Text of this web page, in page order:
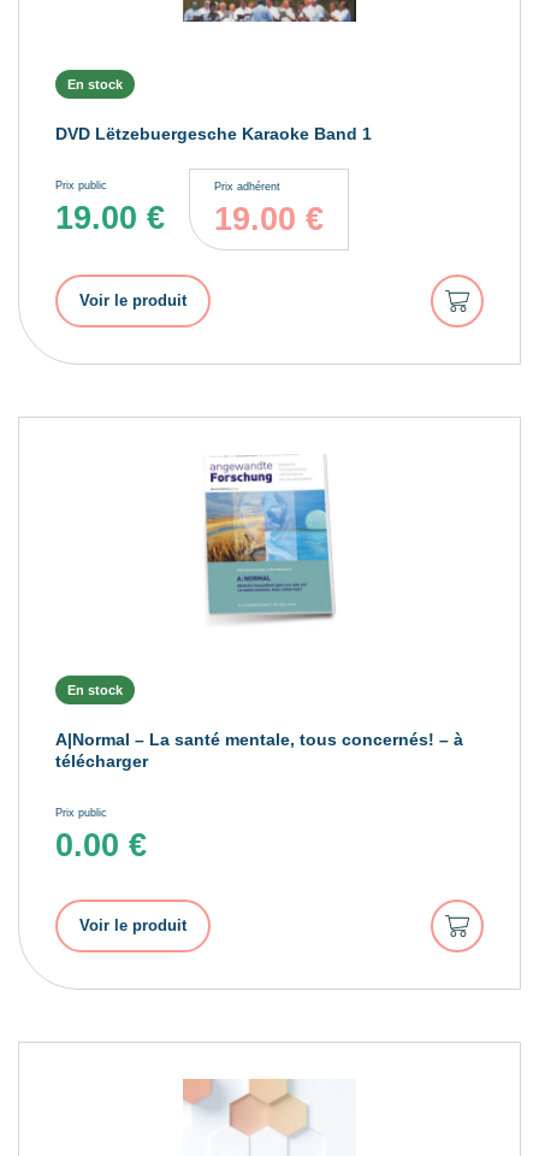
En stock
DVD Lëtzebuergesche Karaoke Band 1
Prix public
19.00 €
Prix adhérent
19.00 €
Voir le produit
Ajouter
au
panier
En stock
A|Normal – La santé mentale, tous concernés! – à
télécharger
Prix public
0.00 €
Voir le produit
Ajouter
au
panier